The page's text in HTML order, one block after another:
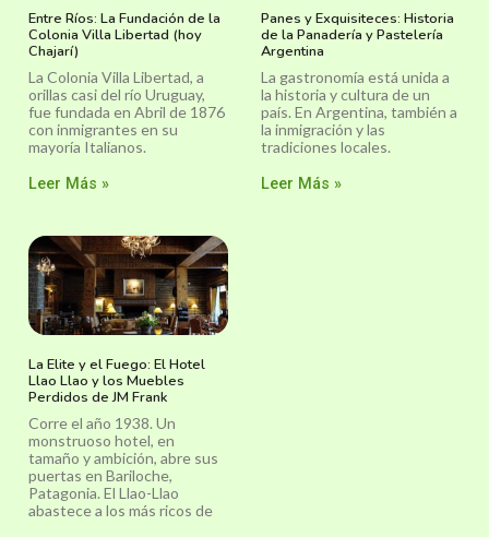
Entre Ríos: La Fundación de la
Colonia Villa Libertad (hoy
Chajarí)
La Colonia Villa Libertad, a
orillas casi del río Uruguay,
fue fundada en Abril de 1876
con inmigrantes en su
mayoría Italianos.
Leer Más »
Panes y Exquisiteces: Historia
de la Panadería y Pastelería
Argentina
La gastronomía está unida a
la historia y cultura de un
país. En Argentina, también a
la inmigración y las
tradiciones locales.
Leer Más »
La Elite y el Fuego: El Hotel
Llao Llao y los Muebles
Perdidos de JM Frank
Corre el año 1938. Un
monstruoso hotel, en
tamaño y ambición, abre sus
puertas en Bariloche,
Patagonia. El Llao-Llao
abastece a los más ricos de